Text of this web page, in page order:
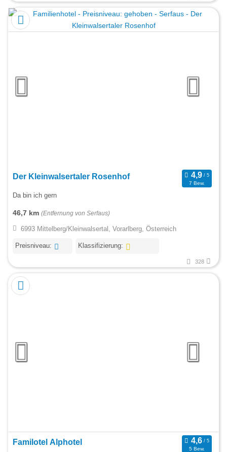
Der Kleinwalsertaler Rosenhof
7 Bew.
Da bin ich gern
46,7 km (Entfernung von Serfaus)
6993 Mittelberg/Kleinwalsertal, Vorarlberg, Österreich
Preisniveau: Klassifizierung:
328
Familotel Alphotel
5 Bew.